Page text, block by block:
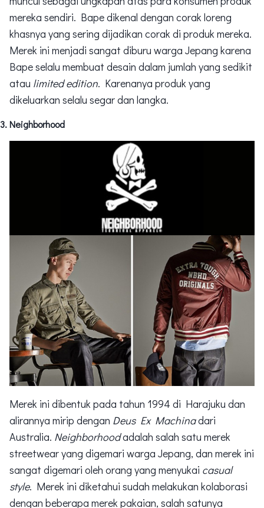
mereka sendiri. Bape dikenal dengan corak loreng
khasnya yang sering dijadikan corak di produk mereka.
Merek ini menjadi sangat diburu warga Jepang karena
Bape selalu membuat desain dalam jumlah yang sedikit
atau limited edition. Karenanya produk yang
dikeluarkan selalu segar dan langka.
Neighborhood
Merek ini dibentuk pada tahun 1994 di Harajuku dan
alirannya mirip dengan Deus Ex Machinadari
Australia. Neighborhoodadalah salah satu merek
streetwear yang digemari warga Jepang, dan merek ini
sangat digemari oleh orang yang menyukai casual
style. Merek ini diketahui sudah melakukan kolaborasi
dengan beberapa merek pakaian, salah satunya